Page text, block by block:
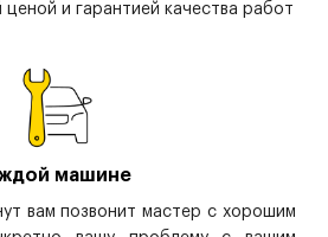
и гарантией качества работ
машине
вам позвонит мастер с хорошим